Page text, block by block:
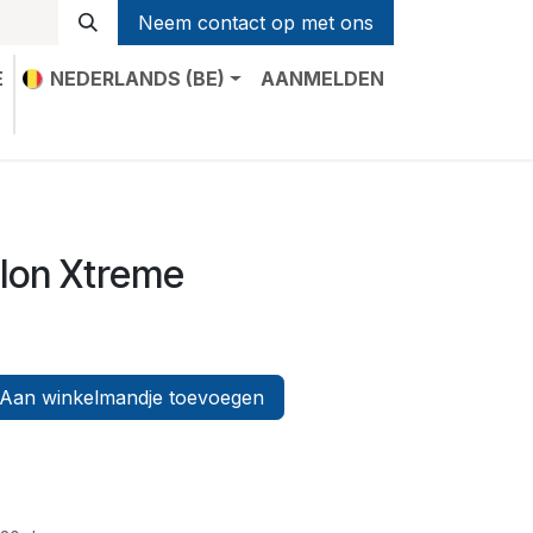
Neem contact op met ons
NEDERLANDS (BE)
AANMELDEN
Xtreme
Aan winkelmandje toevoegen